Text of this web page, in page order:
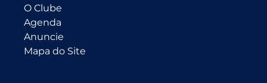
O Clube
Agenda
Anuncie
Mapa do Site